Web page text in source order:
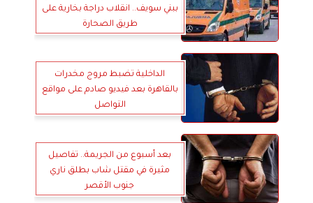
ببني سويف.. انقلاب دراجة بخارية على
طريق الصحارة
الداخلية تضبط مروج مخدرات
بالقاهرة بعد فيديو صادم على مواقع
التواصل
بعد أسبوع من الجريمة.. تفاصيل
مثيرة في مقتل شاب بطلق ناري
جنوب الأقصر